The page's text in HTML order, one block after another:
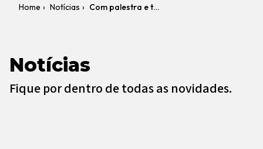
Home › Notícias › Com palestra e trabalhos premiados, Cesupa integra o debate do II Seminário do Fórum de Segurança e Defesa da Amazônia Oriental
Notícias
Fique por dentro de todas as novidades.